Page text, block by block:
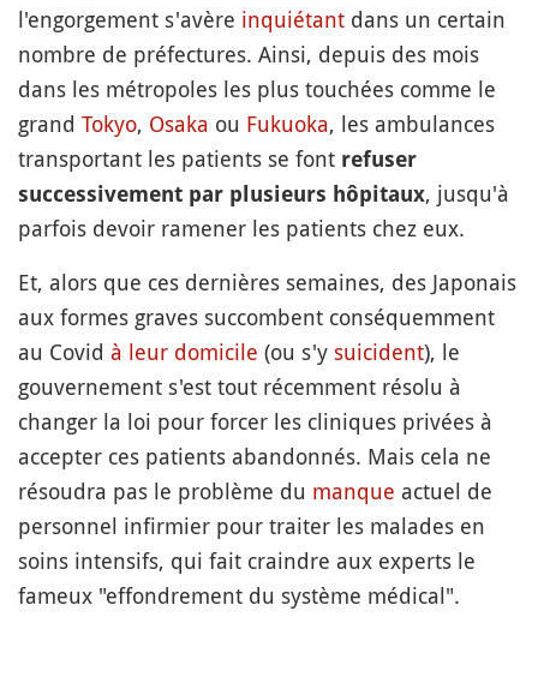
l'engorgement s'avère inquiétant dans un certain
nombre de préfectures. Ainsi, depuis des mois
dans les métropoles les plus touchées comme le
grand Tokyo, Osaka ou Fukuoka, les ambulances
transportant les patients se font refuser
successivement par plusieurs hôpitaux, jusqu'à
parfois devoir ramener les patients chez eux.
Et, alors que ces dernières semaines, des Japonais
aux formes graves succombent conséquemment
au Covid à leur domicile (ou s'y suicident), le
gouvernement s'est tout récemment résolu à
changer la loi pour forcer les cliniques privées à
accepter ces patients abandonnés. Mais cela ne
résoudra pas le problème du manque actuel de
personnel infirmier pour traiter les malades en
soins intensifs, qui fait craindre aux experts le
fameux "effondrement du système médical".